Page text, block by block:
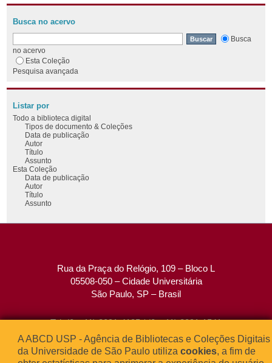
Busca no acervo
Busca
no acervo
Esta Coleção
Pesquisa avançada
Listar por
Todo a biblioteca digital
Tipos de documento & Coleções
Data de publicação
Autor
Título
Assunto
Esta Coleção
Data de publicação
Autor
Título
Assunto
Rua da Praça do Relógio, 109 – Bloco L
05508-050 – Cidade Universitária
São Paulo, SP – Brasil
Tel: (0xx11) 3091-4195 / (0xx11) 3091-1541
Fax: (0xx11) 3091-1567
E-mail:atendimento@abcd.usp.br
A ABCD USP - Agência de Bibliotecas e Coleções Digitais
da Universidade de São Paulo utiliza cookies, a fim de